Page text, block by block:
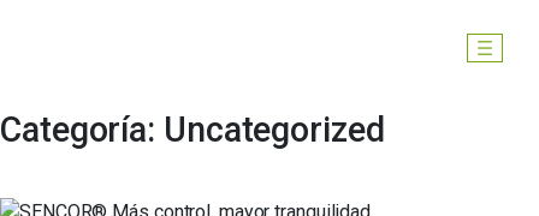
Categoría: Uncategorized